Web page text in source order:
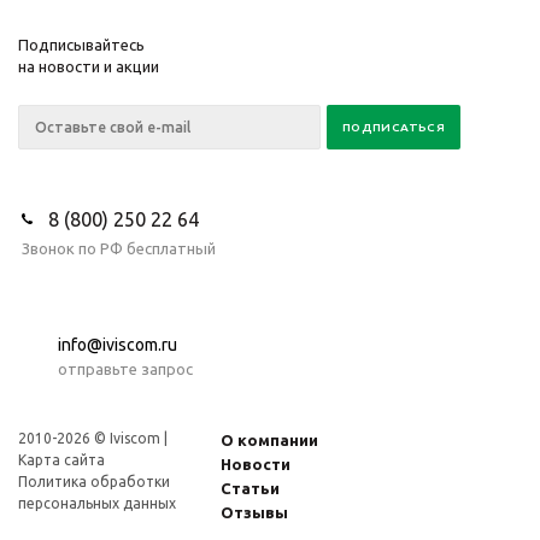
Подписывайтесь
на новости и акции
8 (800) 250 22 64
Звонок по РФ бесплатный
info@iviscom.ru
отправьте запрос
2010-2026 © Iviscom |
Карта сайта
Политика обработки
персональных данных
О компании
Новости
Статьи
Отзывы